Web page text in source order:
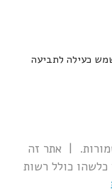
כעילה לתביעה
שמורות. | אתר זה
כלשהו כולל רשות